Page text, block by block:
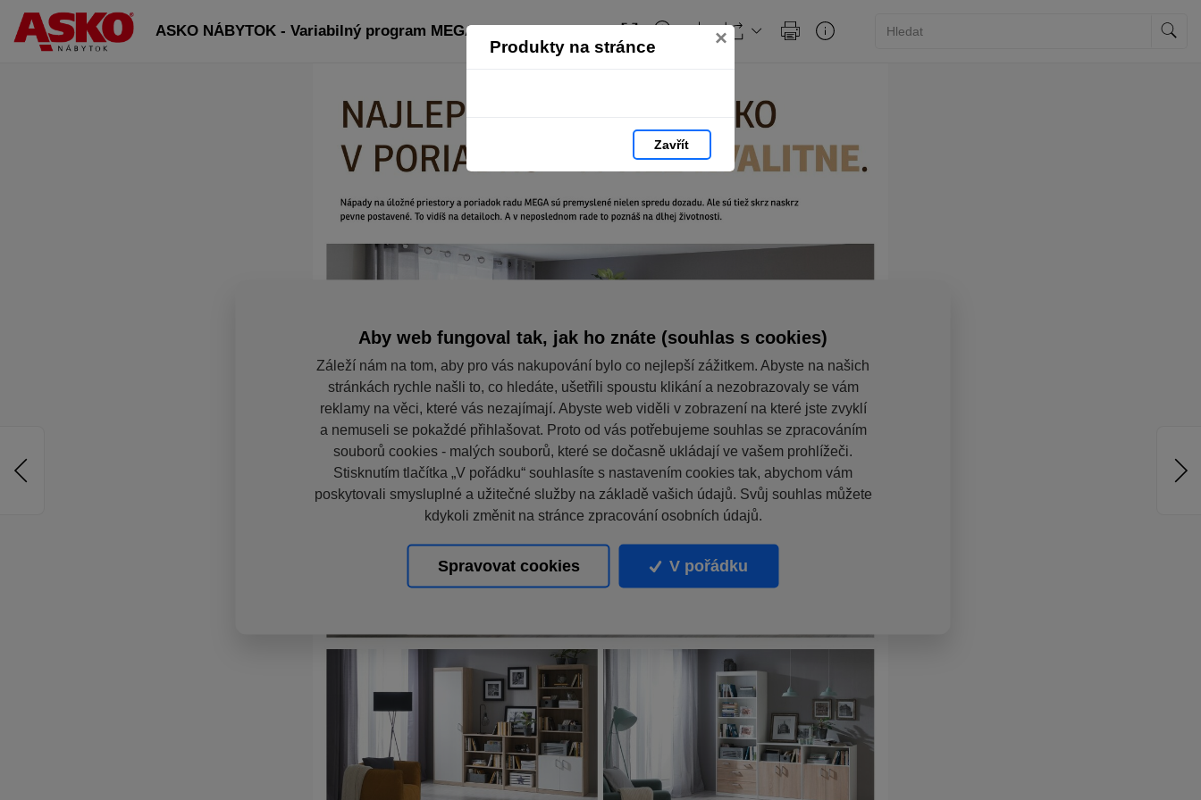
Produkty na stránce ×
Zavřít
ASKO NÁBYTOK - Variabilný program MEGA
Aby web fungoval tak, jak ho znáte (souhlas s cookies)
Záleží nám na tom, aby pro vás nakupování bylo co nejlepší zážitkem. Abyste na našich
stránkách rychle našli to, co hledáte, ušetřili spoustu klikání a nezobrazovaly se vám
reklamy na věci, které vás nezajímají. Abyste web viděli v zobrazení na které jste zvyklí
a nemuseli se pokaždé přihlašovat. Proto od vás potřebujeme souhlas se zpracováním
souborů cookies - malých souborů, které se dočasně ukládají ve vašem prohlížeči.
Stisknutím tlačítka „V pořádku“ souhlasíte s nastavením cookies tak, abychom vám
poskytovali smysluplné a užitečné služby na základě vašich údajů. Svůj souhlas můžete
kdykoli změnit na stránce zpracování osobních údajů.
Spravovat cookies V pořádku